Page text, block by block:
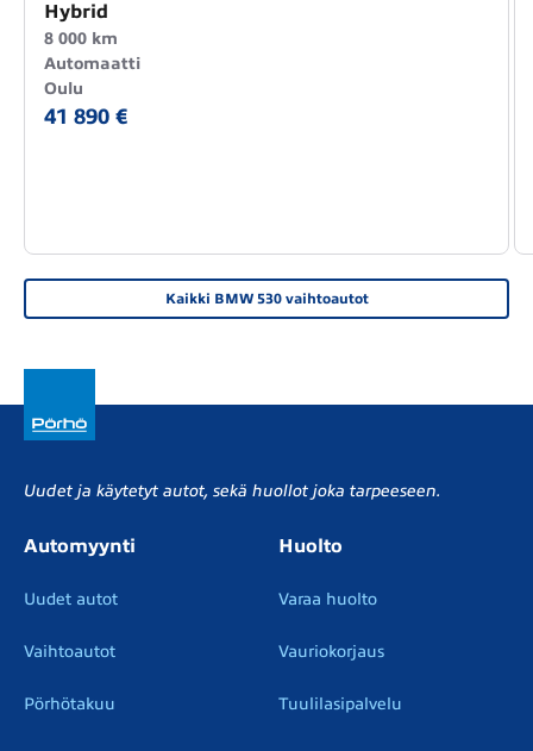
Hybrid
8 000 km
Automaatti
Oulu
41 890 €
Kaikki BMW 530 vaihtoautot
Uudet ja käytetyt autot, sekä huollot joka tarpeeseen.
Automyynti
Uudet autot
Vaihtoautot
Pörhötakuu
Huolto
Varaa huolto
Vauriokorjaus
Tuulilasipalvelu